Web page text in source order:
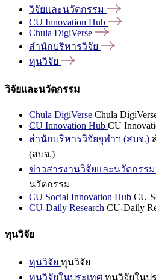
วิจัยและนวัตกรรม
CU Innovation Hub
Chula DigiVerse
สำนักบริหารวิจัย
ทุนวิจัย
วิจัยและนวัตกรรม
Chula DigiVerse Chula
CU Innovation Hub CU
สำนักบริหารวิจัยจุฬาฯ (สบจ.)
(สบจ.)
ข่าวสารงานวิจัยและนวัตกรรม
นวัตกรรม
CU Social Innovation Hub CU
CU-Daily Research CU-Daily
ทุนวิจัย
ทุนวิจัย ทุนวิจัย
ทุนวิจัยในประเทศ ทุนวิจัยในป